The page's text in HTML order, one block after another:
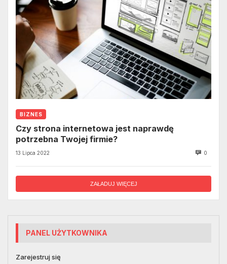
BIZNES
Czy strona internetowa jest naprawdę
potrzebna Twojej firmie?
13 Lipca 2022 0
ZAŁADUJ WIĘCEJ
PANEL UŻYTKOWNIKA
Zarejestruj się